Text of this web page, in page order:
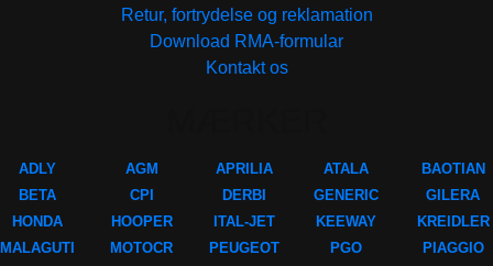
Retur, fortrydelse og reklamation
Download RMA-formular
Kontakt os
ADLY
BETA
HONDA
MALAGUTI
AGM
CPI
HOOPER
MOTOCR
APRILIA
DERBI
ITAL-JET
PEUGEOT
ATALA
GENERIC
KEEWAY
PGO
BAOTIAN
GILERA
KREIDLER
PIAGGIO